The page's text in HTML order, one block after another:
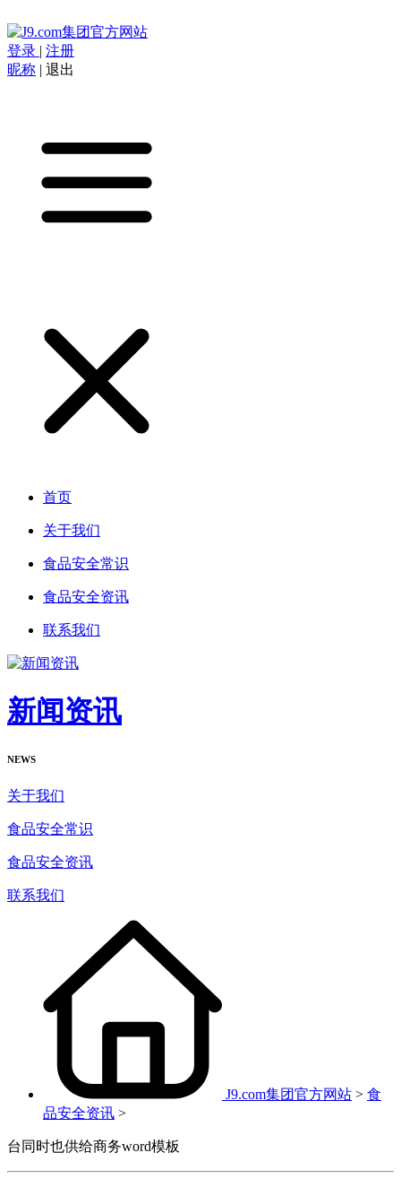
登录 | 注册
昵称 | 退出
首页
关于我们
食品安全常识
食品安全资讯
联系我们
新闻资讯
NEWS
关于我们
食品安全常识
食品安全资讯
联系我们
J9.com集团官方网站 > 食
品安全资讯 >
台同时也供给商务word模板